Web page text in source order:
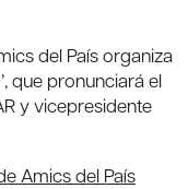
del País organiza
que pronunciará el
y vicepresidente
Amics del País